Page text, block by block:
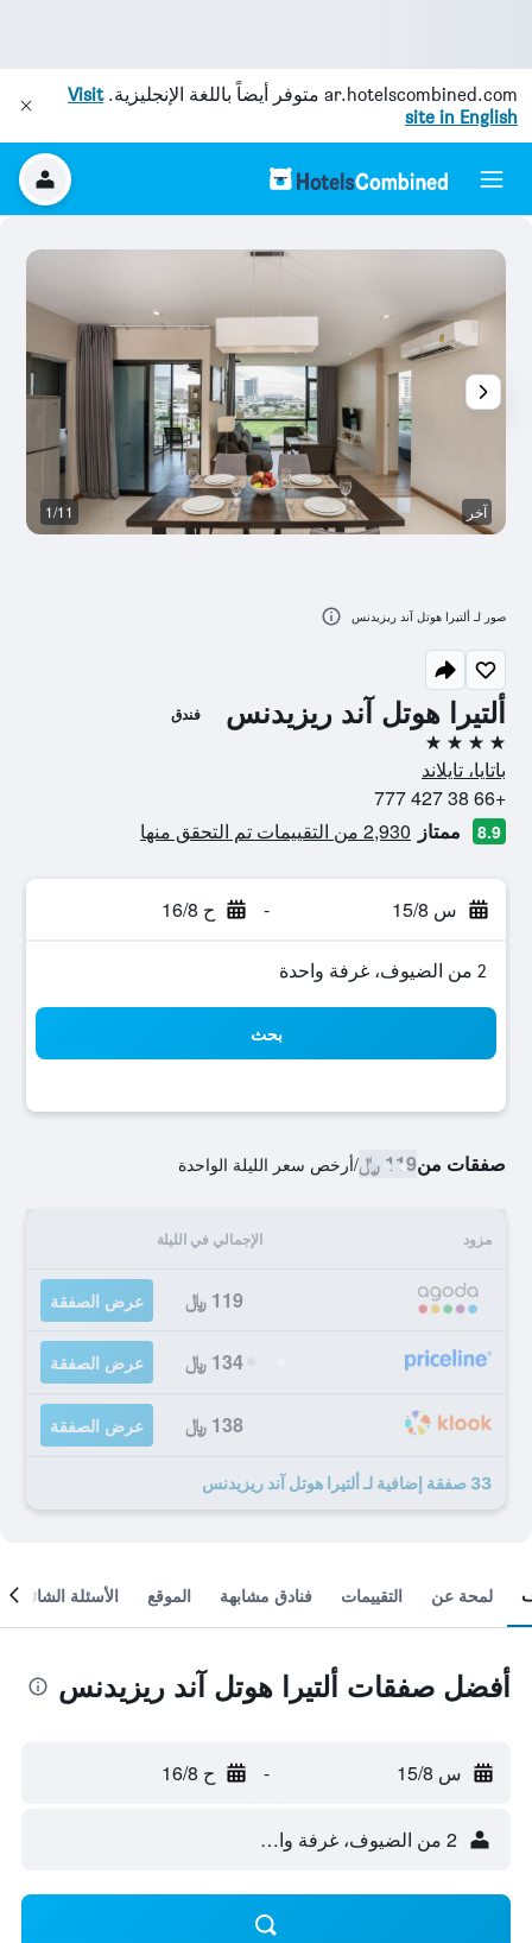
ar.hotelscombined.com متوفر أيضاً باللغة الإنجليزية.Visit
site in English
ألتيرا هوتل آند ريزيدنس فندق
4 نجوم
باتايا، تايلاند
+66 38 427 777
8.9 ممتاز 2,930 من التقييمات تم التحقق منها
س 15/8 - ح 16/8
2 من الضيوف، غرفة واحدة
بحث
صفقات من119 ﷼ /أرخص سعر الليلة الواحدة
مزود الإجمالي في الليلة
119 ﷼ عرض الصفقة
134 ﷼ عرض الصفقة
138 ﷼ عرض الصفقة
33 صفقة إضافية لـ ألتيرا هوتل آند ريزيدنس
آخر 1/11
صور لـ ألتيرا هوتل آند ريزيدنس
لمحة عن التقييمات فنادق مشابهة الموقع الأسئلة الشائعة
أفضل صفقات ألتيرا هوتل آند ريزيدنس
س 15/8 - ح 16/8
2 من الضيوف، غرفة واحدة